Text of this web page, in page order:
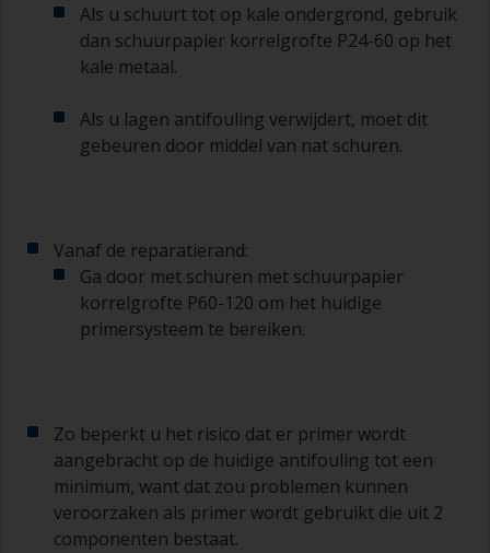
Als u schuurt tot op kale ondergrond, gebruik
dan schuurpapier korrelgrofte P24-60 op het
kale metaal.
Als u lagen antifouling verwijdert, moet dit
gebeuren door middel van nat schuren.
Vanaf de reparatierand:
Ga door met schuren met schuurpapier
korrelgrofte P60-120 om het huidige
primersysteem te bereiken.
Zo beperkt u het risico dat er primer wordt
aangebracht op de huidige antifouling tot een
minimum, want dat zou problemen kunnen
veroorzaken als primer wordt gebruikt die uit 2
componenten bestaat.